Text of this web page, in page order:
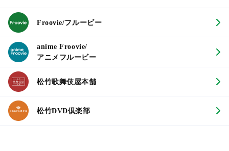
Froovie/フルービー
anime Froovie/
アニメフルービー
松竹歌舞伎屋本舗
松竹DVD倶楽部